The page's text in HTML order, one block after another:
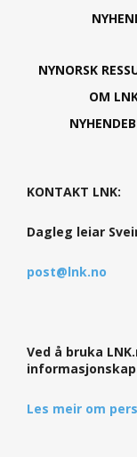
NYNORSK
OM
KONTAKT LNK:
Dagleg leiar
post@lnk.no
Ved å bruka
Les meir om